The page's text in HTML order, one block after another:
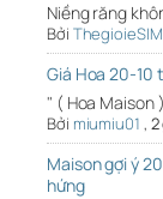
Niềng răng
Bởi ThegioieSIM
Giá Hoa 20-10
" ( Hoa Maison
Bởi miumiu01 ,
Maison gợi ý
hứng